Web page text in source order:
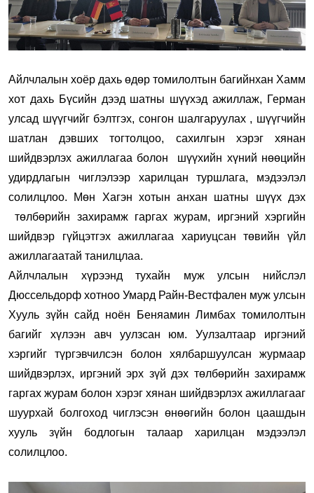
Айлчлалын хоёр дахь өдөр томилолтын багийнхан Хамм
хот дахь Бүсийн дээд шатны шүүхэд ажиллаж, Герман
улсад шүүгчийг бэлтгэх, сонгон шалгаруулах , шүүгчийн
шатлан дэвших тогтолцоо, сахилгын хэрэг хянан
шийдвэрлэх ажиллагаа болон шүүхийн хүний нөөцийн
удирдлагын чиглэлээр харилцан туршлага, мэдээлэл
солилцлоо. Мөн Хагэн хотын анхан шатны шүүх дэх
төлбөрийн захирамж гаргах журам, иргэний хэргийн
шийдвэр гүйцэтгэх ажиллагаа хариуцсан төвийн үйл
ажиллагаатай танилцлаа.
Айлчлалын хүрээнд тухайн муж улсын нийслэл
Дюссельдорф хотноо Умард Райн-Вестфален муж улсын
Хууль зүйн сайд ноён Беняамин Лимбах томилолтын
багийг хүлээн авч уулзсан юм. Уулзалтаар иргэний
хэргийг түргэвчилсэн болон хялбаршуулсан журмаар
шийдвэрлэх, иргэний эрх зүй дэх төлбөрийн захирамж
гаргах журам болон хэрэг хянан шийдвэрлэх ажиллагааг
шуурхай болгоход чиглэсэн өнөөгийн болон цаашдын
хууль зүйн бодлогын талаар харилцан мэдээлэл
солилцлоо.